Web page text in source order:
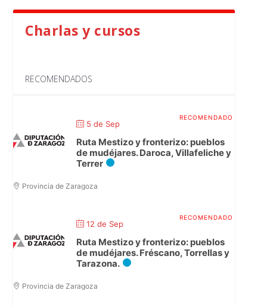
Charlas y cursos
RECOMENDADOS
5 de Sep
Ruta Mestizo y fronterizo: pueblos
de mudéjares. Daroca, Villafeliche y
Terrer
Provincia de Zaragoza
12 de Sep
Ruta Mestizo y fronterizo: pueblos
de mudéjares. Fréscano, Torrellas y
Tarazona.
Provincia de Zaragoza